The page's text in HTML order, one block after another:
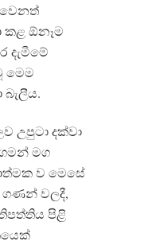
කළ ඕනෑම
දැමීමේ
මෙම
උපුටා දක්වා
මග
ව මෙසේ
ගණන් වලදී,
පිළි